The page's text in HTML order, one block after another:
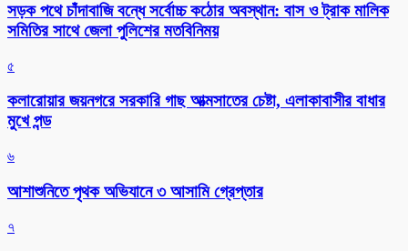
সড়ক পথে চাঁদাবাজি বন্ধে সর্বোচ্চ কঠোর অবস্থান: বাস ও ট্রাক মালিক
সমিতির সাথে জেলা পুলিশের মতবিনিময়
৫
কলারোয়ার জয়নগরে সরকারি গাছ আত্মসাতের চেষ্টা, এলাকাবাসীর বাধার
মুখে পন্ড
৬
আশাশুনিতে পৃথক অভিযানে ৩ আসামি গ্রেপ্তার
৭